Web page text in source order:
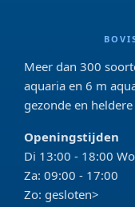
Meer dan 300
aquaria en 6 m
gezonde en
Openingstijden
Di 13:00 - 18:00
Za: 09:00 - 17:00
Zo: gesloten>